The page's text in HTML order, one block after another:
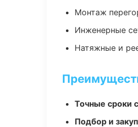
Монтаж
Инженерные
Натяжные и
Точные сроки
Подбор и